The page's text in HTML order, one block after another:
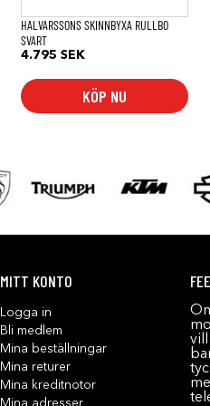
HALVARSSONS SKINNBYXA RULLBO
SVART
4.795SEK
KÖP NU
på
produktsidan
MITT KONTO
Logga in
Bli medlem
Mina beställningar
Mina returer
Mina kreditnotor
Mina adresser